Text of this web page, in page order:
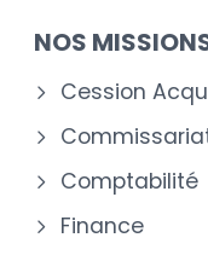
NOS
Cession
Comptabilité
Finance